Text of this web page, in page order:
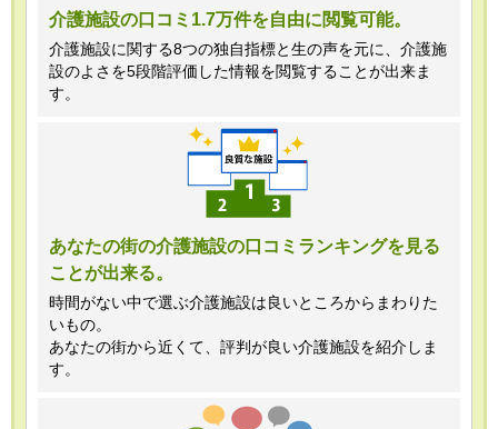
が、これによる個人情報の取得、利用は
行っておりません。
株式会社クリエイターズネクスト個人情
報保護管理者 窪田望
TEL:0120-21-7070
（受付時間 10時～19時 土日祝日除
く・営業のお電話はお断りいたします）
介護施設の口コミ1.7万件を自由に閲覧可能。
介護施設に関する8つの独自指標と生の声を元に、介護施
設のよさを5段階評価した情報を閲覧することが出来ま
す。
あなたの街の介護施設の口コミランキングを見る
ことが出来る。
時間がない中で選ぶ介護施設は良いところからまわりた
いもの。
あなたの街から近くて、評判が良い介護施設を紹介しま
す。